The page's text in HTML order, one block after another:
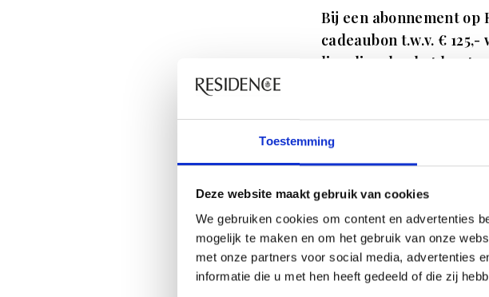
Toestemming
Deze website maakt gebruik van cookies
We gebruiken cookies om content en advertenties
mogelijk te maken en om het gebruik van onze
met onze partners voor social media, advertenties
informatie die u met hen heeft gedeeld of die zij
Bij een abonnement
cadeaubon t.w.v. €
lievelingsboeket kunt
Vergeet alles wat je
& Wolf maakt
afwerking zijn ze
onderscheiden. De
sculpturale boeketten